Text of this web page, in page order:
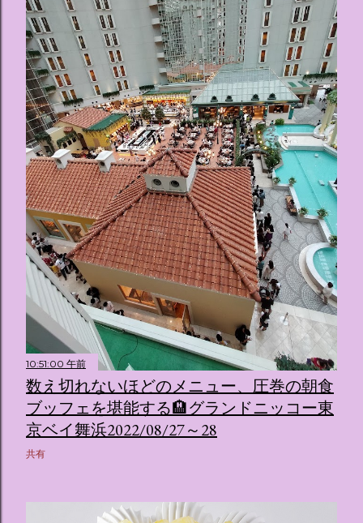
10:51:00 午前
数え切れないほどのメニュー、圧巻の朝食
ブッフェを堪能する🏨グランドニッコー東
京ベイ舞浜2022/08/27～28
共有